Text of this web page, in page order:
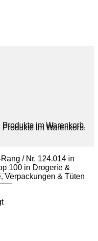
im Warenkorb.
im Warenkorb.
/Nr. 124.014 in
100 in Drogerie &
Verpackungen & Tüten